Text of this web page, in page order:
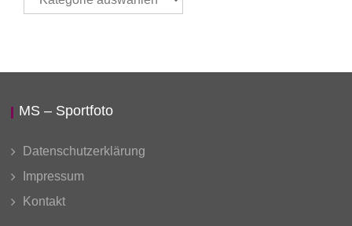
auswählen
MS – Sportfoto
Datenschutzerklärung
Impressum
Kontakt